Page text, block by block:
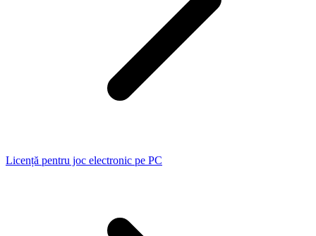
Licență pentru joc electronic pe PC